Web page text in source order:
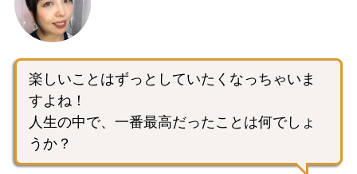
楽しいことはずっとしていたくなっちゃいま
すよね！
人生の中で、一番最高だったことは何でしょ
うか？